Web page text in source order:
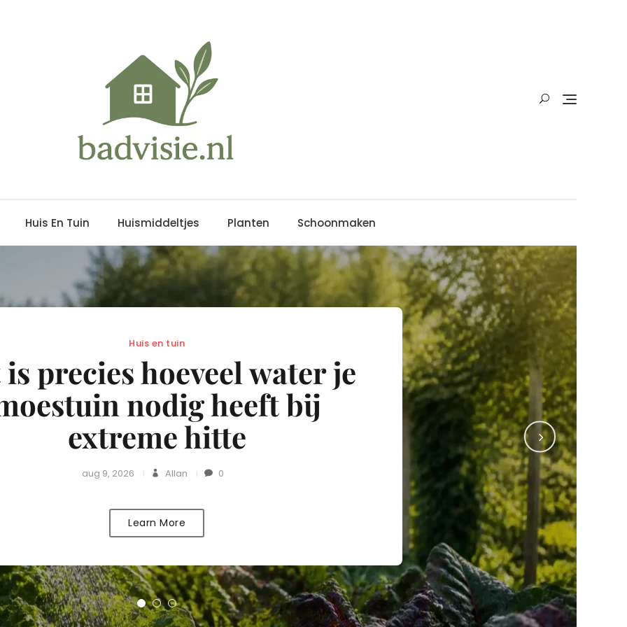
Huis En Tuin Huismiddeltjes Planten Schoonmaken
Huis en tuin
precies hoeveel water je
nodig heeft bij
extreme hitte
aug 9, 2026 Allan 0
Learn More